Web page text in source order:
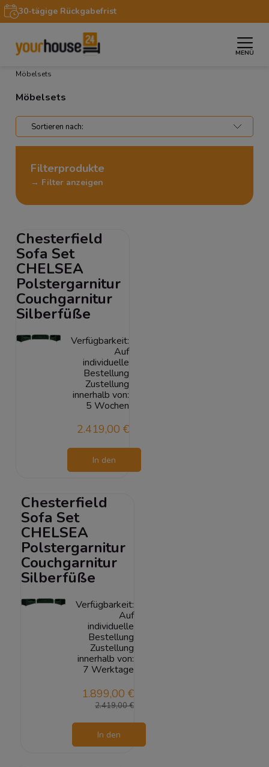
30-tägige Rückgabefrist
MENÜ
Startseite » Wohnbereiche
Möbelsets
Möbelsets
Filterprodukte
→ Filter anzeigen
Chesterfield
Sofa Set
CHELSEA
Polstergarnitur
Couchgarnitur
Silberfüße
Verfügbarkeit:
Auf
individuelle
Bestellung
Zustellung
innerhalb von:
5 Wochen
2.419,00 €
In den
Chesterfield
Sofa Set
CHELSEA
Polstergarnitur
Couchgarnitur
Silberfüße
Verfügbarkeit:
Auf
individuelle
Bestellung
Zustellung
innerhalb von:
7 Werktage
1.899,00 €
2.419,00 €
In den